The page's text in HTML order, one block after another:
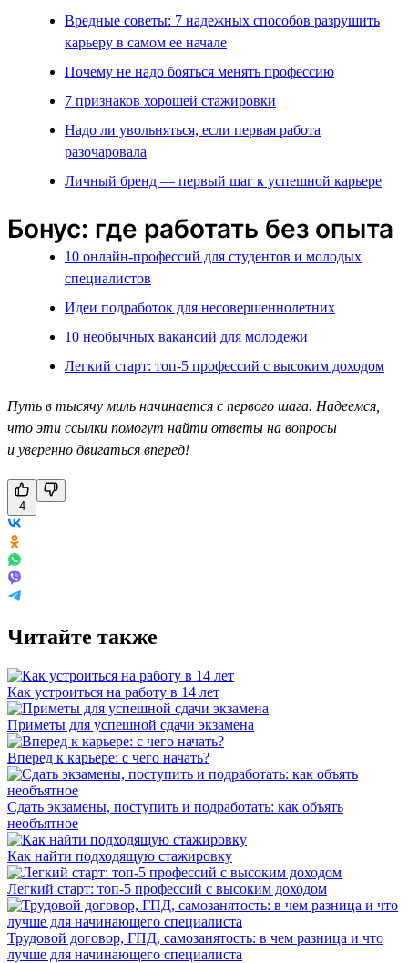
Вредные советы: 7 надежных способов разрушить
карьеру в самом ее начале
Почему не надо бояться менять профессию
7 признаков хорошей стажировки
Надо ли увольняться, если первая работа
разочаровала
Личный бренд — первый шаг к успешной карьере
Бонус: где работать без опыта
10 онлайн-профессий для студентов и молодых
специалистов
Идеи подработок для несовершеннолетних
10 необычных вакансий для молодежи
Легкий старт: топ-5 профессий с высоким доходом
Путь в тысячу миль начинается с первого шага. Надеемся,
что эти ссылки помогут найти ответы на вопросы
и уверенно двигаться вперед!
4
Читайте также
Как устроиться на работу в 14 лет
Приметы для успешной сдачи экзамена
Вперед к карьере: с чего начать?
Сдать экзамены, поступить и подработать: как объять
необъятное
Как найти подходящую стажировку
Легкий старт: топ-5 профессий с высоким доходом
Трудовой договор, ГПД, самозанятость: в чем разница и что
лучше для начинающего специалиста